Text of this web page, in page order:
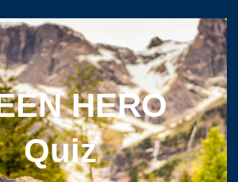
HERO
Quiz